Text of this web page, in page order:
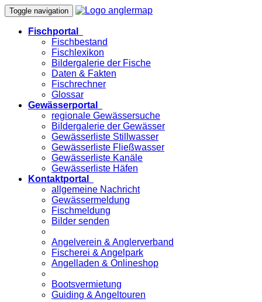
Toggle navigation
Fischportal
Fischbestand
Fischlexikon
Bildergalerie der Fische
Daten & Fakten
Fischrechner
Glossar
Gewässerportal
regionale Gewässersuche
Bildergalerie der Gewässer
Gewässerliste Stillwasser
Gewässerliste Fließwasser
Gewässerliste Kanäle
Gewässerliste Häfen
Kontaktportal
allgemeine Nachricht
Gewässermeldung
Fischmeldung
Bilder senden
Angelverein & Anglerverband
Fischerei & Angelpark
Angelladen & Onlineshop
Bootsvermietung
Guiding & Angeltouren